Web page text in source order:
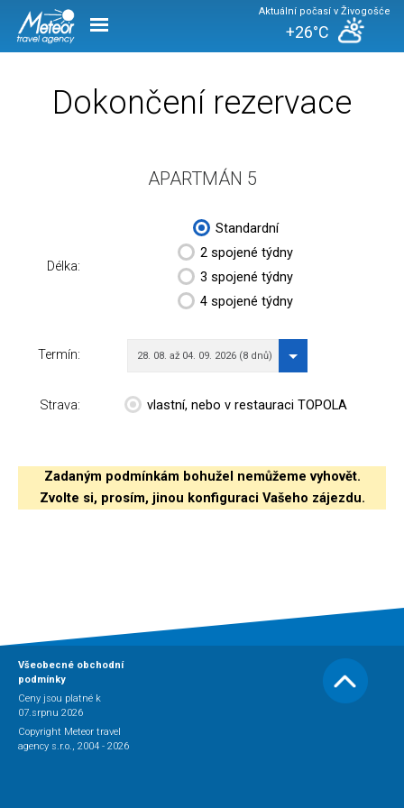
Aktuální počasí v Živogošće
+26°C
Dokončení rezervace
APARTMÁN 5
Délka:
Standardní
2 spojené týdny
3 spojené týdny
4 spojené týdny
Termín: 28. 08. až 04. 09. 2026 (8 dnů)
Strava: vlastní, nebo v restauraci TOPOLA
Zadaným podmínkám bohužel nemůžeme vyhovět.
Zvolte si, prosím, jinou konfiguraci Vašeho zájezdu.
Všeobecné obchodní
podmínky
Ceny jsou platné k
07.srpnu 2026
Copyright Meteor travel
agency s.r.o., 2004 - 2026